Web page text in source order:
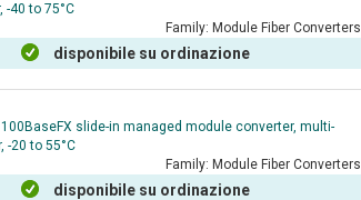
-40 to 75°C
Family: Module Fiber Converters
disponibile su ordinazione
slide-in managed module converter, multi-
-20 to 55°C
Family: Module Fiber Converters
disponibile su ordinazione